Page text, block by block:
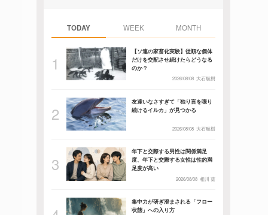
TODAY WEEK MONTH
【ソ連の家畜化実験】従順な個体
だけを交配させ続けたらどうなる
のか？
2026/08/08 大石航樹
友達いなさすぎて「独り言を喋り
続けるイルカ」が見つかる
2026/08/08 大石航樹
年下と交際する男性は関係満足
度、年下と交際する女性は性的満
足度が高い
2026/08/08 相川 葵
集中力が研ぎ澄まされる「フロー
状態」への入り方